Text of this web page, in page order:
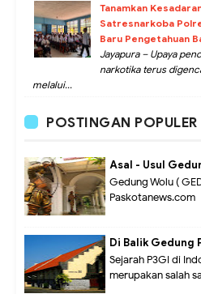
Tanamkan
Satresnarkoba
Baru Pengetahuan
Jayapura – Upaya
narkotika terus
melalui...
POSTINGAN POPULER
Asal - Usul
Gedung Wolu (
Paskotanews.com
Di Balik Gedung
Sejarah P3GI di
merupakan salah